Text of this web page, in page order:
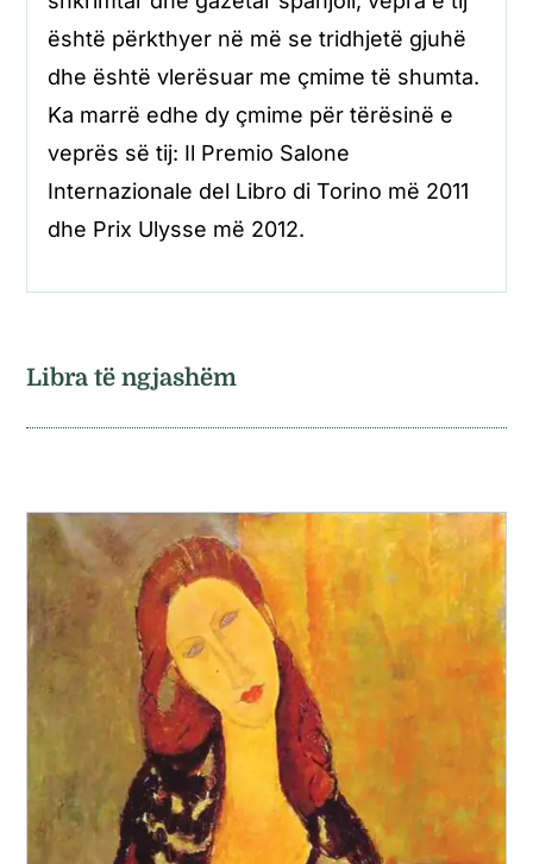
është përkthyer në më se tridhjetë gjuhë
dhe është vlerësuar me çmime të shumta.
Ka marrë edhe dy çmime për tërësinë e
veprës së tij: Il Premio Salone
Internazionale del Libro di Torino më 2011
dhe Prix Ulysse më 2012.
Libra të ngjashëm